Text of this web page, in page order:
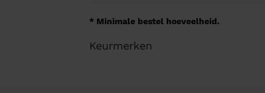
* Minimale bestel hoeveelheid.
Keurmerken